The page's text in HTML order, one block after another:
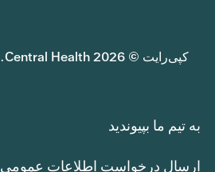
کپی‌رایت © 2026 Central Health. تمامی حقوق محفوظ است.
به تیم ما بپیوندید
ارسال درخواست اطلاعات عمومی